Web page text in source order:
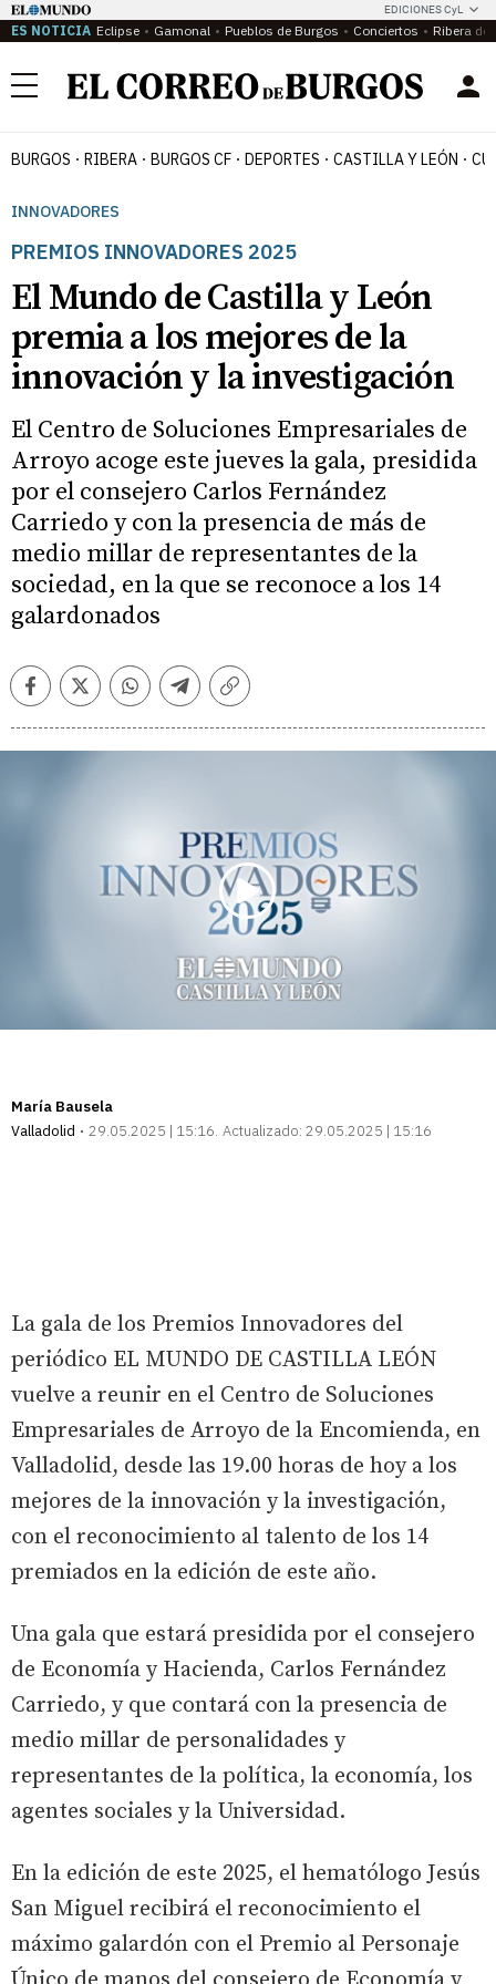
EDICIONES CyL
ES NOTICIA Eclipse Gamonal Pueblos de Burgos Conciertos Ribera del
Menú
BURGOS RIBERA BURGOS CF DEPORTES CASTILLA Y LEÓN
INNOVADORES
PREMIOS INNOVADORES 2025
El Mundo de Castilla y León
premia a los mejores de la
innovación y la investigación
El Centro de Soluciones Empresariales de
Arroyo acoge este jueves la gala, presidida
por el consejero Carlos Fernández
Carriedo y con la presencia de más de
medio millar de representantes de la
sociedad, en la que se reconoce a los 14
galardonados
FacebookTwitterWhatsappTelegramCopiar
María Bausela
Valladolid
29.05.2025 | 15:16 Actualizado: 29.05.2025 | 15:16
La gala de los Premios Innovadores del
periódico EL MUNDO DE CASTILLA LEÓN
vuelve a reunir en el Centro de Soluciones
Empresariales de Arroyo de la Encomienda, en
Valladolid, desde las 19.00 horas de hoy a los
mejores de la innovación y la investigación,
con el reconocimiento al talento de los 14
premiados en la edición de este año.
Una gala que estará presidida por el consejero
de Economía y Hacienda, Carlos Fernández
Carriedo, y que contará con la presencia de
medio millar de personalidades y
representantes de la política, la economía, los
agentes sociales y la Universidad.
En la edición de este 2025, el hematólogo Jesús
San Miguel recibirá el reconocimiento el
máximo galardón con el Premio al Personaje